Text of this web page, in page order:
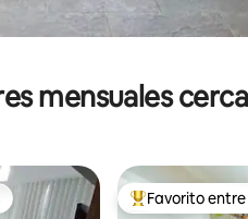
mensuales
Favorito entre
Favorito